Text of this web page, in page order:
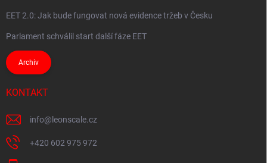
EET 2.0: Jak bude fungovat nová evidence tržeb v Česku
Parlament schválil start další fáze EET
Archiv
KONTAKT
info@ leonscale.cz
+420 602 975 972